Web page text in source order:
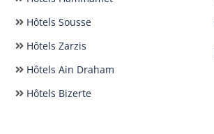
Hôtels Sousse
Hôtels Zarzis
Hôtels Ain Draham
Hôtels Bizerte